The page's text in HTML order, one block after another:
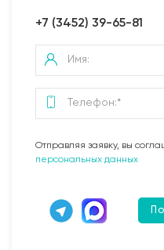
+7 (3452) 39-65-81
Отправляя заявку, вы
персональных данных